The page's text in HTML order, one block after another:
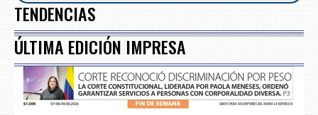
TENDENCIAS
ÚLTIMA EDICIÓN IMPRESA